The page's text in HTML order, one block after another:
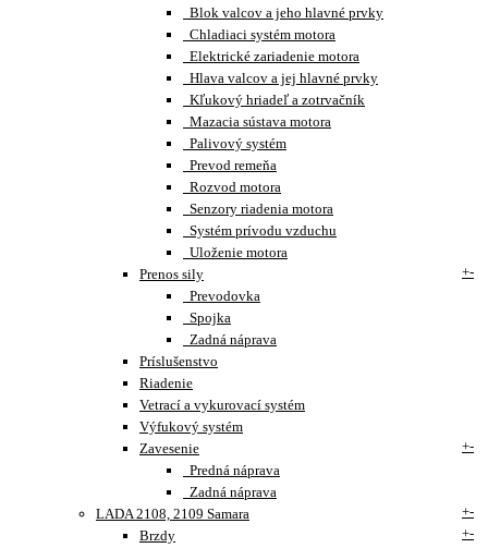
Blok valcov a jeho hlavné prvky
Chladiaci systém motora
Elektrické zariadenie motora
Hlava valcov a jej hlavné prvky
Kľukový hriadeľ a zotrvačník
Mazacia sústava motora
Palivový systém
Prevod remeňa
Rozvod motora
Senzory riadenia motora
Systém prívodu vzduchu
Uloženie motora
Prenos sily
+-
Prevodovka
Spojka
Zadná náprava
Príslušenstvo
Riadenie
Vetrací a vykurovací systém
Výfukový systém
Zavesenie
+-
Predná náprava
Zadná náprava
LADA 2108, 2109 Samara
+-
Brzdy
+-